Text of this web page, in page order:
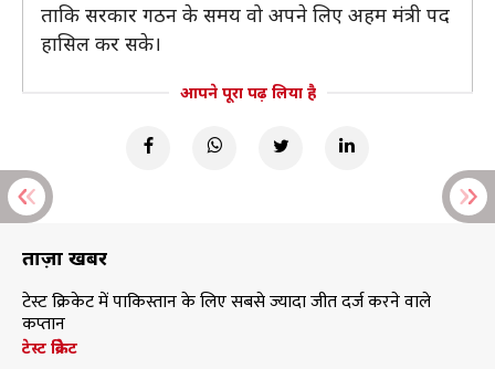
ताकि सरकार गठन के समय वो अपने लिए अहम मंत्री पद
हासिल कर सके।
आपने पूरा पढ़ लिया है
ताज़ा खबरें
टेस्ट क्रिकेट में पाकिस्तान के लिए सबसे ज्यादा जीत दर्ज करने वाले
कप्तान
टेस्ट क्रिकेट